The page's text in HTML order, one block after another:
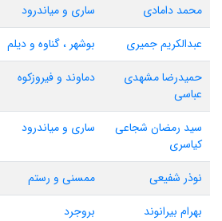
محمد دامادی
ساری و میاندرود
عبدالکریم جمیری
بوشهر ، گناوه و دیلم
حمیدرضا مشهدی
عباسی
دماوند و فیروزکوه
سید رمضان شجاعی
کیاسری
ساری و میاندرود
نوذر شفیعی ممسنی و رستم
بهرام بیرانوند
بروجرد